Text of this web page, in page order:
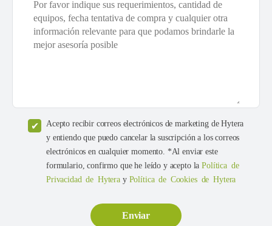
Acepto recibir correos electrónicos de marketing de Hytera
y entiendo que puedo cancelar la suscripción a los correos
electrónicos en cualquier momento. *Al enviar este
formulario, confirmo que he leído y acepto laPolítica de
Privacidad de Hytera y Política de Cookies de Hytera